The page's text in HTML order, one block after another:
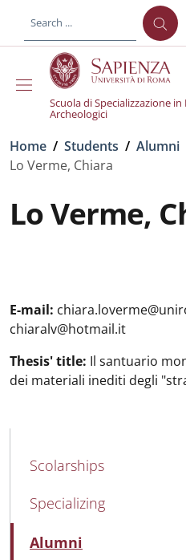
Scuola di Specializzazione in
Archeologici
Breadcrumb
Home / Students / Alumni
Lo Verme, Chiara
Lo Verme,
E-mail:
chiaralv@hotmail.it
Thesis' title: Il santuario
dei materiali inediti degli
MAIN NAVIGATION
Scolarships
Specializing
Alumni
Active